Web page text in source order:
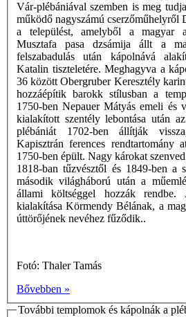
Vár-plébániával szemben is meg
működő nagyszámú cserzőműhelyről
a települést, amelyből a magyar
Musztafa pasa dzsámija állt a
felszabadulás után kápolnává
Katalin tiszteletére. Meghagyva a
36 között Obergruber Keresztély
hozzáépítik barokk stílusban a
1750-ben Nepauer Mátyás emeli és
kialakított szentély lebontása után
plébániát 1702-ben állítják
Kapisztrán ferences rendtartomány
1750-ben épült. Nagy károkat
1818-ban tűzvésztől és 1849-ben a
második világháború után a
állami költséggel hozzák
kialakítása Körmendy Bélának, a
úttörőjének nevéhez fűződik..
Fotó: Thaler Tamás
Bővebben »
További templomok és kápolnák a